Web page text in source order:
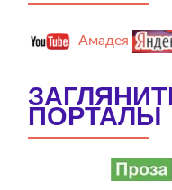
Амадея
ПОРТАЛЫ